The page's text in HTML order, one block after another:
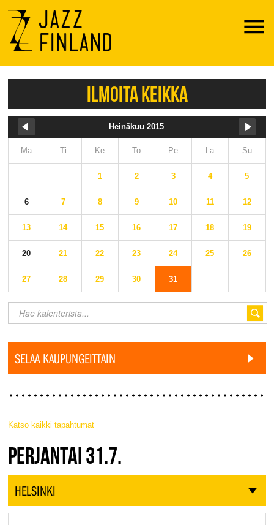
Menu
ILMOITA KEIKKA
Heinäkuu 2015
Ma Ti Ke To Pe La Su
1 2 3 4 5
6 7 8 9 10 11 12
13 14 15 16 17 18 19
20 21 22 23 24 25 26
27 28 29 30 31
SELAA KAUPUNGEITTAIN
Katso kaikki tapahtumat
JAZZ FINLAND LIVE
PERJANTAI 31.7.
HELSINKI